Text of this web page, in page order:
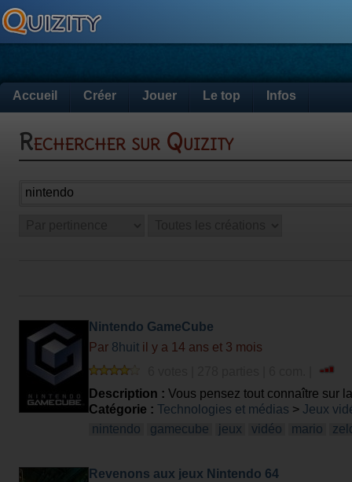
Accueil Créer Jouer Le top Infos
Rechercher sur Quizity
Nintendo GameCube
Par 8huit il y a 14 ans et 3 mois
Description : Vous pensez tout connaître sur
Catégorie : Technologies et médias > Jeux
nintendo
gamecube jeux vidéo mario
Revenons aux jeux Nintendo 64